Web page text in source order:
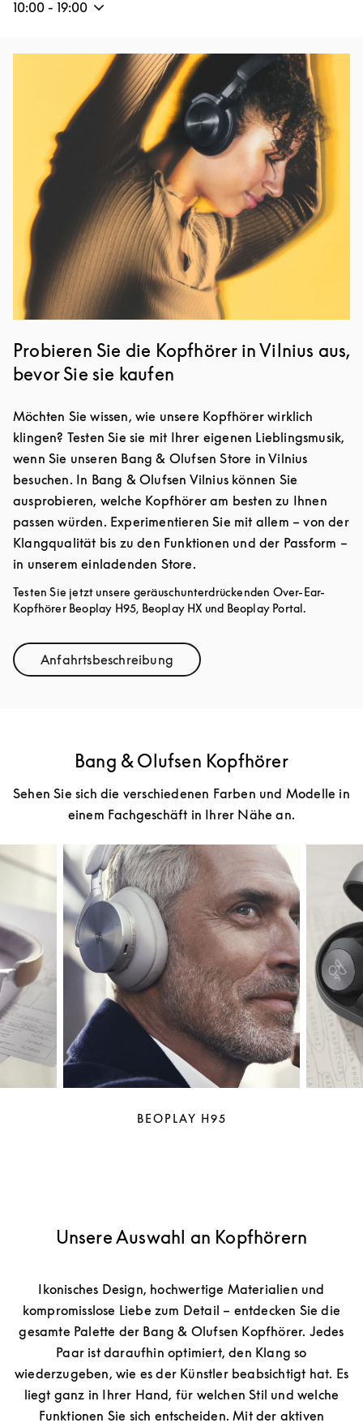
10:00 - 19:00
Probieren Sie die Kopfhörer in Vilnius aus,
bevor Sie sie kaufen
Möchten Sie wissen, wie unsere Kopfhörer wirklich
klingen? Testen Sie sie mit Ihrer eigenen Lieblingsmusik,
wenn Sie unseren Bang & Olufsen Store in Vilnius
besuchen. In Bang & Olufsen Vilnius können Sie
ausprobieren, welche Kopfhörer am besten zu Ihnen
passen würden. Experimentieren Sie mit allem – von der
Klangqualität bis zu den Funktionen und der Passform –
in unserem einladenden Store.
Testen Sie jetzt unsere geräuschunterdrückenden Over-Ear-
Kopfhörer Beoplay H95, Beoplay HX und Beoplay Portal.
AnfahrtsbeschreibungLink Opens in New Tab
Bang & Olufsen Kopfhörer
Sehen Sie sich die verschiedenen Farben und Modelle in
einem Fachgeschäft in Ihrer Nähe an.
BEOPLAY H95
Unsere Auswahl an Kopfhörern
Ikonisches Design, hochwertige Materialien und
kompromisslose Liebe zum Detail – entdecken Sie die
gesamte Palette der Bang & Olufsen Kopfhörer. Jedes
Paar ist daraufhin optimiert, den Klang so
wiederzugeben, wie es der Künstler beabsichtigt hat. Es
liegt ganz in Ihrer Hand, für welchen Stil und welche
Funktionen Sie sich entscheiden. Mit der aktiven